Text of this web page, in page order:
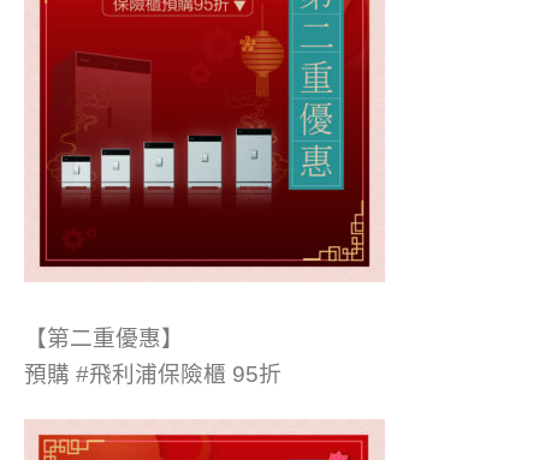
【第二重優惠】
預購 #飛利浦保險櫃 95折